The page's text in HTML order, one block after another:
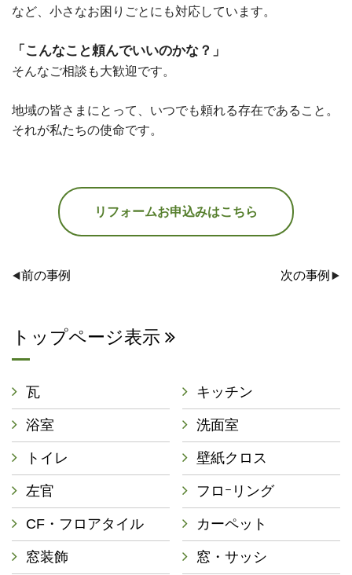
トップページ表示
瓦 キッチン
浴室 洗面室
トイレ 壁紙クロス
左官 フロｰリング
CF・フロアタイル カーペット
窓装飾 窓・サッシ
など、小さなお困りごとにも対応しています。
「こんなこと頼んでいいのかな？」
そんなご相談も大歓迎です。
地域の皆さまにとって、いつでも頼れる存在であること。
それが私たちの使命です。
リフォームお申込みはこちら
前の事例 次の事例